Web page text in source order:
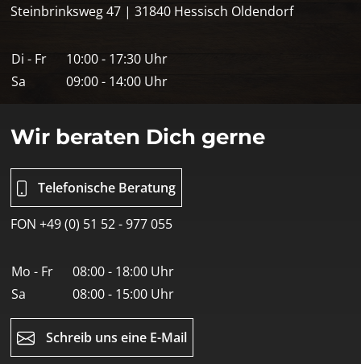
Steinbrinksweg 47 | 31840 Hessisch Oldendorf
Di - Fr
10:00 - 17:30 Uhr
Sa
09:00 - 14:00 Uhr
Wir beraten Dich gerne
Telefonische Beratung
FON +49 (0) 51 52 - 977 055
Mo - Fr
08:00 - 18:00 Uhr
Sa
08:00 - 15:00 Uhr
Schreib uns eine E-Mail